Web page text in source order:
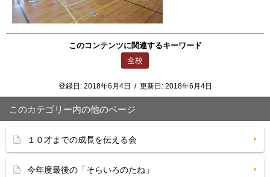
このコンテンツに関連するキーワード
全校
登録日: 2018年6月4日 / 更新日: 2018年6月4日
このカテゴリー内の他のページ
１０才までの成長を伝える会
今年度最後の「そらいろのたね」